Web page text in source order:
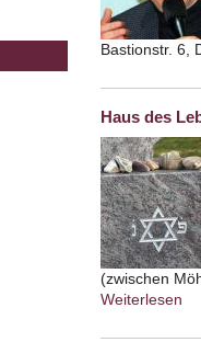
Bastionstr. 6,
Haus des
(zwischen
Weiterlesen